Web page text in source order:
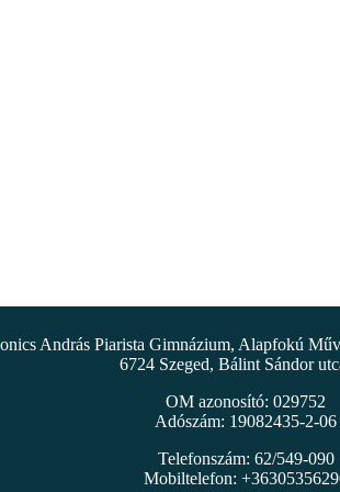
András Piarista Gimnázium, Alapfokú
6724 Szeged, Bálint Sándor
OM azonosító: 029752
Adószám: 19082435-2-06
Telefonszám: 62/549-090
Mobiltelefon: